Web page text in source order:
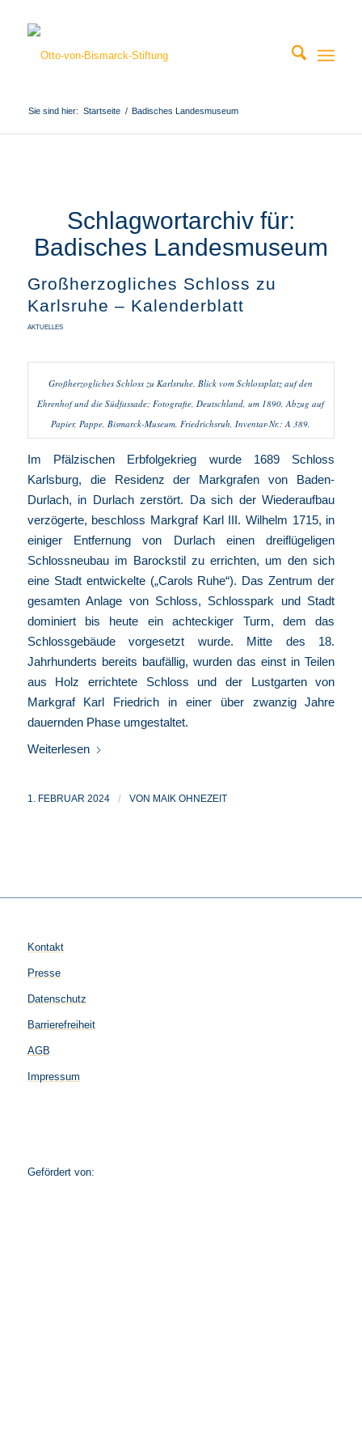
Sie sind hier: Startseite / Badisches Landesmuseum
Schlagwortarchiv für:
Badisches Landesmuseum
Großherzogliches Schloss zu
Karlsruhe – Kalenderblatt
AKTUELLES
Großherzogliches Schloss zu Karlsruhe. Blick vom Schlossplatz auf den
Ehrenhof und die Südfassade; Fotografie, Deutschland, um 1890, Abzug auf
Papier, Pappe, Bismarck-Museum, Friedrichsruh, Inventar-Nr.: A 389.
Im Pfälzischen Erbfolgekrieg wurde 1689 Schloss
Karlsburg, die Residenz der Markgrafen von Baden-
Durlach, in Durlach zerstört. Da sich der Wiederaufbau
verzögerte, beschloss Markgraf Karl III. Wilhelm 1715, in
einiger Entfernung von Durlach einen dreiflügeligen
Schlossneubau im Barockstil zu errichten, um den sich
eine Stadt entwickelte („Carols Ruhe“). Das Zentrum der
gesamten Anlage von Schloss, Schlosspark und Stadt
dominiert bis heute ein achteckiger Turm, dem das
Schlossgebäude vorgesetzt wurde. Mitte des 18.
Jahrhunderts bereits baufällig, wurden das einst in Teilen
aus Holz errichtete Schloss und der Lustgarten von
Markgraf Karl Friedrich in einer über zwanzig Jahre
dauernden Phase umgestaltet.
Weiterlesen
1. FEBRUAR 2024 / VON MAIK OHNEZEIT
Kontakt
Presse
Datenschutz
Barrierefreiheit
AGB
Impressum
Gefördert von: